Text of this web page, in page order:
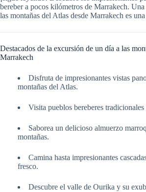
bereber a pocos kilómetros de Marrakech.
las montañas del Atlas desde Marrakech es
Destacados de la excursión de un día a las
Marrakech
Disfruta de impresionantes vistas
montañas del Atlas.
Visita pueblos bereberes
Saborea un delicioso almuerzo
montañas.
Camina hasta impresionantes
fresco.
Descubre el valle de Ourika y su